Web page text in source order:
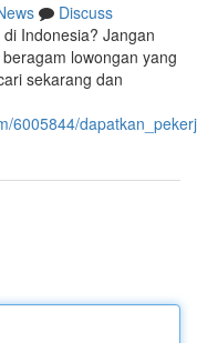
Discuss
Indonesia? Jangan
lowongan yang
sekarang dan
6005844/